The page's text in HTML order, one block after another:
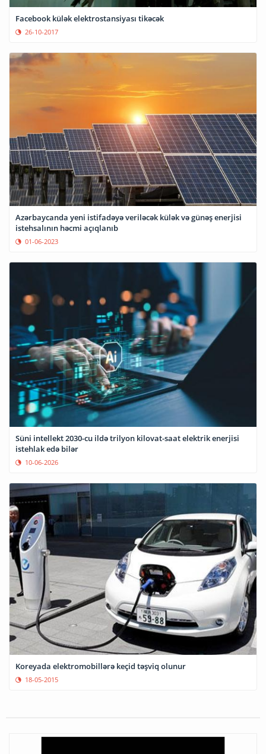
Facebook külək elektrostansiyası tikəcək
26-10-2017
Azərbaycanda yeni istifadəyə veriləcək külək və günəş enerjisi
istehsalının həcmi açıqlanıb
01-06-2023
Süni intellekt 2030-cu ildə trilyon kilovat-saat elektrik enerjisi
istehlak edə bilər
10-06-2026
Koreyada elektromobillərə keçid təşviq olunur
18-05-2015